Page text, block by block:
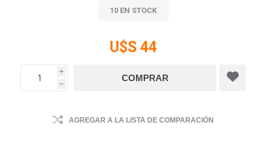
10 EN STOCK
U$S 44
i
h
AGREGAR A LA LISTA DE COMPARACIÓN